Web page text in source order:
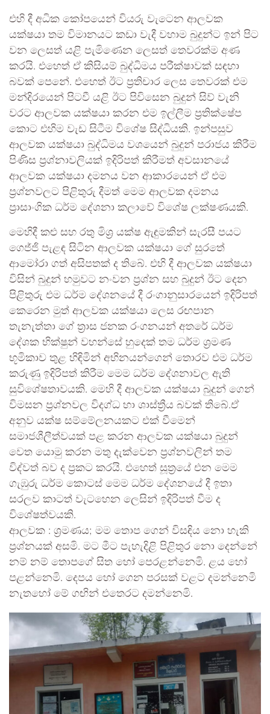
එහි දී අධික කෝපයෙන් වියරු වැටෙන ආලවක
යක්ෂයා තම විමානයට කඩා වැදී වහාම බුදුන්ට ඉන් පිට
වන ලෙසත් යළි පැමිණෙන ලෙසත් තෙවරක්ම අණ
කරයි. එහෙත් ඒ කිසියම් බුද්ධිමය පරීක්ෂාවක් සඳහා
බවක් පෙනේ. එහෙත් ඊට ප්‍රතිචාර ලෙස තෙවරක් එම
මන්දිරයෙන් පිටවී යළි ඊට පිවිසෙන බුදුන් සිව් වැනි
වරට ආලවක යක්ෂයා කරන එම ඉල්ලීම ප්‍රතික්ෂේප
කොට එහිම වැඩ සිටීම විශේෂ සිද්ධියකි. ඉන්පසුව
ආලවක යක්ෂයා බුද්ධිමය වශයෙන් බුදුන් පරාජය කිරීම
පිණිස ප්‍රශ්නාවලියක් ඉදිරිපත් කිරීමත් අවසානයේ
ආලවක යක්ෂයා දමනය වන ආකාරයෙන් ඒ එම
ප්‍රශ්නවලට පිළිතුරු දීමත් මෙම ආලවක දමනය
ප්‍රාසාංගික ධර්ම දේශනා කලාවේ විශේෂ ලක්ෂණයකි.
මෙහිදී කළු සහ රතු මිශ්‍ර යක්ෂ ඇඳුමකින් සැරසී පයට
ගෙජ්ජි පැළඳ සිටින ආලවක යක්ෂයා ගේ සුරතේ
ආමෝරා ගත් අසිපතක් ද තිබේ. එහි දී ආලවක යක්ෂයා
විසින් බුදුන් හමුවට නංවන ප්‍රශ්න සහ බුදුන් ඊට දෙන
පිළිතුරු එම ධර්ම දේශනයේ දී රංගානුසාරයෙන් ඉදිරිපත්
කෙරෙන මුත් ආලවක යක්ෂයා ලෙස රඟපාන
තැනැත්තා ගේ ත්‍රාස ජනක රංගනයන් අතරේ ධර්ම
දේශක භික්ෂුන් වහන්සේ හුදෙක් තම ධර්ම ශ්‍රමණ
භූමිකාව තුළ හිඳිමින් අභිනයන්ගෙන් තොරව එම ධර්ම
කරුණු ඉදිරිපත් කිරීම මෙම ධර්ම දේශනාවල ඇති
සුවිශේෂතාවයකි. මෙහි දී ආලවක යක්ෂයා බුදුන් ගෙන්
විමසන ප්‍රශ්නවල විදග්ධ හා ශාස්ත්‍රීය බවක් තිබේ.ඒ
අනුව යක්ෂ සම්මේලනයකට එක් වීමෙන්
සමාජශීලීත්වයක් පළ කරන ආලවක යක්ෂයා බුදුන්
වෙත යොමු කරන මතු දැක්වෙන ප්‍රශ්නවලින් තම
විද්වත් බව ද ප්‍රකට කරයි. එහෙත් සූත්‍රයේ එන මෙම
ගැඹුරු ධර්ම කොටස් මෙම ධර්ම දේශනයේ දී ඉතා
සරලව කාටත් වැටහෙන ලෙසින් ඉදිරිපත් වීම ද
විශේෂත්වයකි.
ආලවක : ශ්‍රමණය; මම තොප ගෙන් විසඳිය නො හැකි
ප්‍රශ්නයක් අසමි. මට මීට පැහැදිළි පිළිතුර නො දෙන්නේ
නම් නම් තොපගේ සිත හෝ පෙරළන්නෙමි. ළය හෝ
පළන්නෙමි. දෙපය හෝ ගෙන පරසක් වළට දමන්නෙමි
නැතහෝ මේ ගඟින් එතෙරට දමන්නෙමි.